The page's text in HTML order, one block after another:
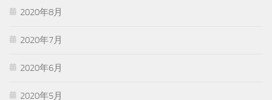
2020年8月
2020年7月
2020年6月
2020年5月